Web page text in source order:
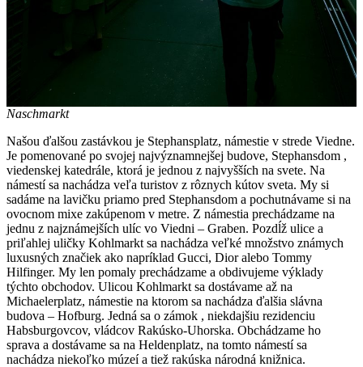
Naschmarkt
Našou ďalšou zastávkou je Stephansplatz, námestie v strede Viedne.
Je pomenované po svojej najvýznamnejšej budove, Stephansdom ,
viedenskej katedrále, ktorá je jednou z najvyšších na svete. Na
námestí sa nachádza veľa turistov z rôznych kútov sveta. My si
sadáme na lavičku priamo pred Stephansdom a pochutnávame si na
ovocnom mixe zakúpenom v metre. Z námestia prechádzame na
jednu z najznámejších ulíc vo Viedni – Graben. Pozdĺž ulice a
priľahlej uličky Kohlmarkt sa nachádza veľké množstvo známych
luxusných značiek ako napríklad Gucci, Dior alebo Tommy
Hilfinger. My len pomaly prechádzame a obdivujeme výklady
týchto obchodov. Ulicou Kohlmarkt sa dostávame až na
Michaelerplatz, námestie na ktorom sa nachádza ďalšia slávna
budova – Hofburg. Jedná sa o zámok , niekdajšiu rezidenciu
Habsburgovcov, vládcov Rakúsko-Uhorska. Obchádzame ho
sprava a dostávame sa na Heldenplatz, na tomto námestí sa
nachádza niekoľko múzeí a tiež rakúska národná knižnica.